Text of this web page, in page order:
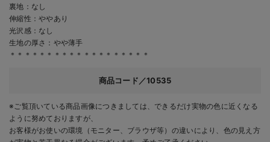
裏地：なし
伸縮性：ややあり
光沢感：なし
生地の厚さ：やや薄手
＊＊＊＊＊＊＊＊＊＊＊＊＊＊＊＊＊＊＊
商品コード／10535
※ご覧頂いている商品画像につきましては、できるだけ実物の色に近くなる
ように努めておりますが、
お客様がお使いの環境（モニター、ブラウザ等）の違いにより、色の見え方